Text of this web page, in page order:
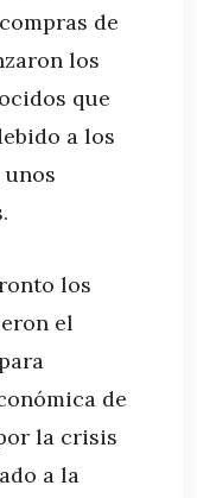
de
los
que
a los
los
el
de
la crisis
a la